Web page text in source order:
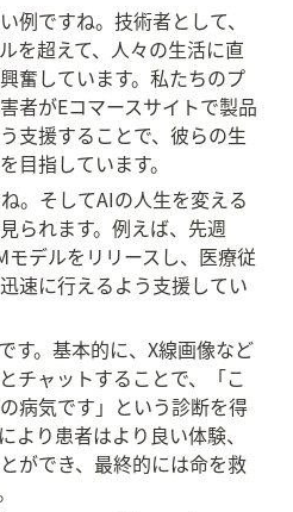
ですね。技術者として、
を超えて、人々の生活に直
奮しています。私たちのプ
者がEコマースサイトで製品
支援することで、彼らの生
目指しています。
。そしてAIの人生を変える
られます。例えば、先週
デルをリリースし、医療従
速に行えるよう支援してい
す。基本的に、X線画像など
チャットすることで、「こ
病気です」という診断を得
より患者はより良い体験、
ができ、最終的には命を救